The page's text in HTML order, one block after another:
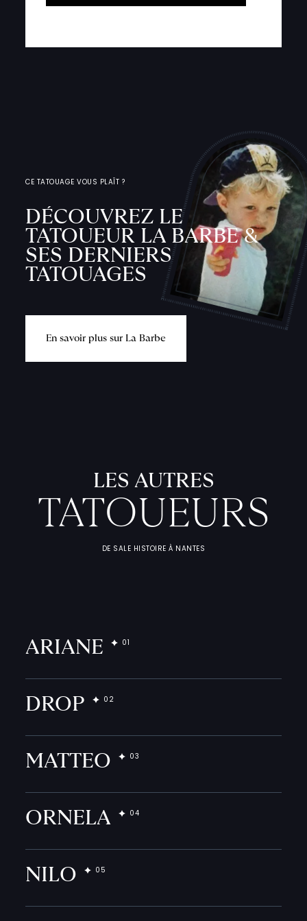
CE TATOUAGE VOUS PLAÎT ?
DÉCOUVREZ LE
TATOUEUR LA BARBE &
SES DERNIERS
TATOUAGES
En savoir plus sur La Barbe
LES AUTRES
TATOUEURS
DE SALE HISTOIRE À NANTES
ARIANE
DROP
MATTEO
ORNELA
NILO